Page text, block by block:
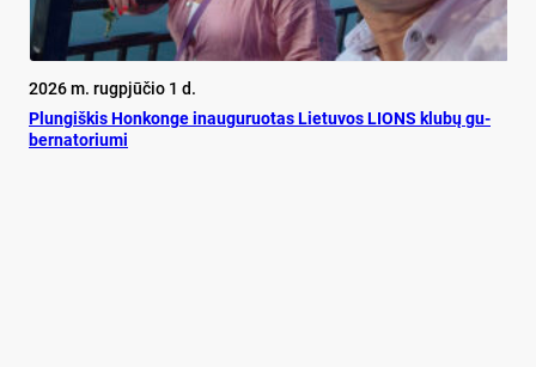
2026 m. rugpjūčio 1 d.
Plun­giš­kis Hon­kon­ge inau­gu­ruo­tas Lie­tu­vos LIONS klu­bų gu­
ber­na­to­riu­mi